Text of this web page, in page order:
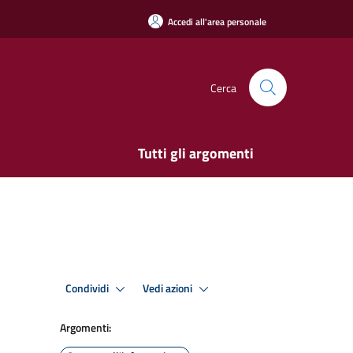
Accedi all'area personale
Cerca
Tutti gli argomenti
Condividi Vedi azioni
Argomenti: